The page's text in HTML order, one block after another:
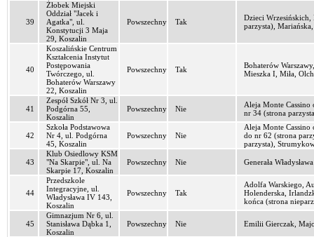
39
Żłobek Miejski
Oddział "Jacek i
Agatka", ul.
Konstytucji 3 Maja
29, Koszalin
Powszechny Tak
Dzieci
parzysta),
40
Koszalińskie Centrum
Kształcenia Instytut
Postępowania
Twórczego, ul.
Bohaterów Warszawy
22, Koszalin
Powszechny Tak
Bohaterów
Mieszka I, Miła,
41
Zespół Szkół Nr 3, ul.
Podgórna 55,
Koszalin
Powszechny Nie
Aleja Monte
nr 34 (strona
42
Szkoła Podstawowa
Nr 4, ul. Podgórna
45, Koszalin
Powszechny Nie
Aleja Monte
do nr 62 (strona
parzysta),
43
Klub Osiedlowy KSM
"Na Skarpie", ul. Na
Skarpie 17, Koszalin
Powszechny Nie Generała
44
Przedszkole
Integracyjne, ul.
Władysława IV 143,
Koszalin
Powszechny Tak
Adolfa Warskiego,
Holenderska,
końca (strona
45
Gimnazjum Nr 6, ul.
Stanisława Dąbka 1,
Koszalin
Powszechny Nie Emilii Gierczak,